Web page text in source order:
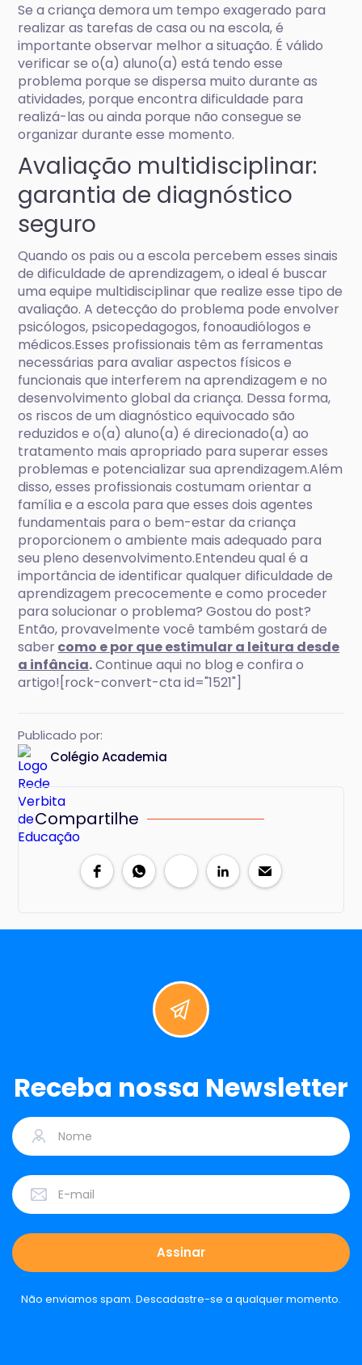
Se a criança demora um tempo exagerado para
realizar as tarefas de casa ou na escola, é
importante observar melhor a situação. É válido
verificar se o(a) aluno(a) está tendo esse
problema porque se dispersa muito durante as
atividades, porque encontra dificuldade para
realizá-las ou ainda porque não consegue se
organizar durante esse momento.
Avaliação multidisciplinar:
garantia de diagnóstico
seguro
Quando os pais ou a escola percebem esses sinais
de dificuldade de aprendizagem, o ideal é buscar
uma equipe multidisciplinar que realize esse tipo de
avaliação. A detecção do problema pode envolver
psicólogos, psicopedagogos, fonoaudiólogos e
médicos.Esses profissionais têm as ferramentas
necessárias para avaliar aspectos físicos e
funcionais que interferem na aprendizagem e no
desenvolvimento global da criança. Dessa forma,
os riscos de um diagnóstico equivocado são
reduzidos e o(a) aluno(a) é direcionado(a) ao
tratamento mais apropriado para superar esses
problemas e potencializar sua aprendizagem.Além
disso, esses profissionais costumam orientar a
família e a escola para que esses dois agentes
fundamentais para o bem-estar da criança
proporcionem o ambiente mais adequado para
seu pleno desenvolvimento.Entendeu qual é a
importância de identificar qualquer dificuldade de
aprendizagem precocemente e como proceder
para solucionar o problema? Gostou do post?
Então, provavelmente você também gostará de
sabercomo e por que estimular a leitura desde
a infância.Continue aqui no blog e confira o
artigo![rock-convert-cta id="1521"]
Publicado por:
Colégio Academia
Compartilhe
Receba nossa Newsletter
Não enviamos spam. Descadastre-se a qualquer momento.